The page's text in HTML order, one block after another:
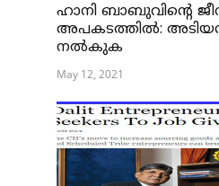
ഹാനി ബാബുവിന്റെ
അപകടത്തിൽ:
നൽകുക
May 12, 2021